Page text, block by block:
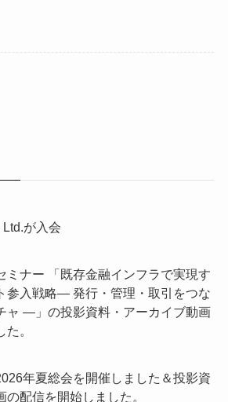
が入会
ミナー 「既存金融インフラで実現す
参入戦略― 発行・管理・取引をつな
ャ ―」の投影資料・アーカイブ動画
。
年夏総会を開催しました＆投影資
配信を開始しました。